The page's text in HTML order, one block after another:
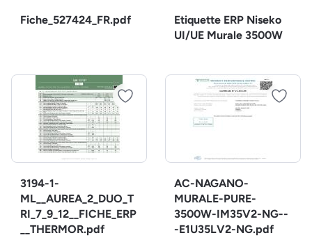
Fiche_527424_FR.pdf
Etiquette ERP Niseko
UI/UE Murale 3500W
3194-1-
ML__AUREA_2_DUO_T
RI_7_9_12__FICHE_ERP
__THERMOR.pdf
AC-NAGANO-
MURALE-PURE-
3500W-IM35V2-NG--
-E1U35LV2-NG.pdf